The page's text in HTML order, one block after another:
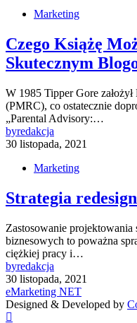
Marketing
Czego Książę
Skutecznym
W 1985 Tipper Gore
(PMRC), co ostatecznie
„Parental Advisory:…
byredakcja
30 listopada, 2021
Marketing
Strategia
Zastosowanie
biznesowych to poważna
ciężkiej pracy i…
byredakcja
30 listopada, 2021
eMarketing NET
Designed & Developed by